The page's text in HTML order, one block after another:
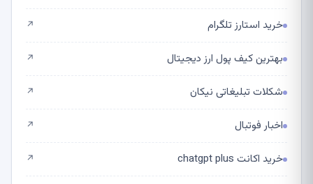
خرید استارز تلگرام ↗
بهترین کیف پول ارز دیجیتال ↗
شکلات تبلیغاتی نیکان ↗
اخبار فوتبال ↗
خرید اکانت chatgpt plus ↗